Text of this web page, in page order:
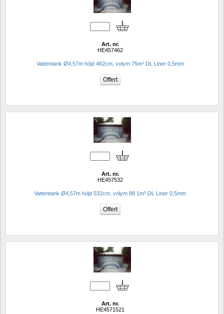
Art. nr.
HE457462
Vattentank Ø4,57m höjd 462cm, volym 75m³ DL Liner 0,5mm
Art. nr.
HE457532
Vattentank Ø4,57m höjd 532cm, volym 88.1m³ DL Liner 0,5mm
Art. nr.
HE4571521